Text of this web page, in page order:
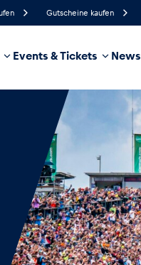
Gutscheine kaufen
Events & Tickets News
Regenwahrscheinlichkeit
Business Glossar